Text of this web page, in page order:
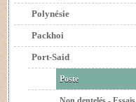
Polynésie
Packhoi
Port-Said
Poste